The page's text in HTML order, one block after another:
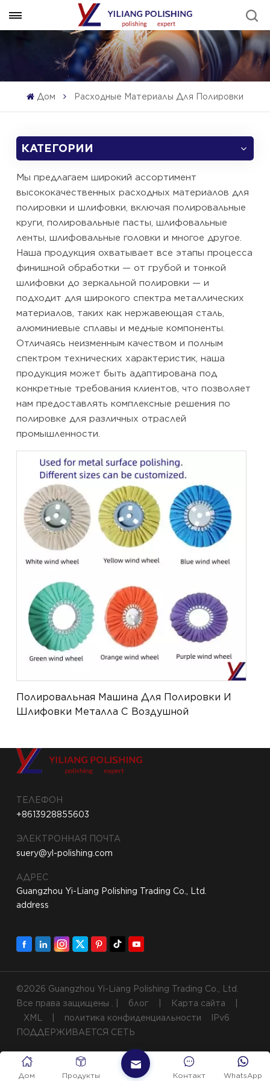
Дом Расходные Материалы Для Полировки
КАТЕГОРИИ
Мы предлагаем широкий ассортимент
высококачественных расходных материалов для
полировки и шлифовки, включая полировальные
круги, полировальные пасты, шлифовальные
ленты, шлифовальные головки и многое другое.
Наша продукция охватывает все этапы процесса
финишной обработки — от грубой и тонкой
шлифовки до зеркальной полировки — и
подходит для широкого спектра металлических
материалов, таких как нержавеющая сталь,
алюминиевые сплавы и медные компоненты.
Отличаясь неизменным качеством и полным
спектром технических характеристик, наша
продукция может быть адаптирована под
конкретные требования клиентов, что позволяет
нам предоставлять комплексные решения по
полировке для различных отраслей
промышленности.
Полировальная Машина Для Полировки И
Шлифовки Металла С Воздушной
ТЕЛЕФОН
+8613928855603
ЭЛЕКТРОННАЯ ПОЧТА
suery@yl-polishing.com
АДРЕС
Guangzhou Yi-Liang Polishing Trading Co., Ltd.
address
©2026 Guangzhou Yi-Liang Polishing Trading Co., Ltd.
Все права защищены . |
блог Карта сайта
XML
политика конфиденциальности
IPv6
ПОДДЕРЖИВАЕТСЯ СЕТЬ
Дом Продукты WhatsApp
Контакт